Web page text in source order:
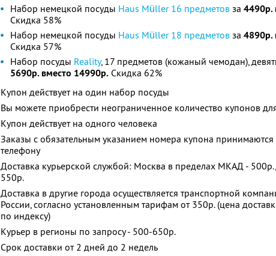
Набор немецкой посуды Haus Müller 16 предметов за 4490р.
Скидка 58%
Набор немецкой посуды Haus Müller 18 предметов за 4890р.
Скидка 57%
Набор посуды Reality, 17 предметов (кожаный чемодан),
5690р. вместо 14990р. Скидка 62%
Купон действует на один набор посуды
Вы можете приобрести неограниченное количество купонов
Купон действует на одного человека
Заказы с обязательным указанием номера купона принимаются
телефону
Доставка курьерской службой: Москва в пределах МКАД -
550р.
Доставка в другие города осуществляется транспортной
России, согласно установленным тарифам от 350р. (цена
по индексу)
Курьер в регионы по запросу - 500-650р.
Срок доставки от 2 дней до 2 недель